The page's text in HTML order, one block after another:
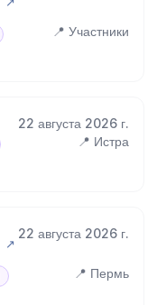
📍 Участники
22 августа 2026 г.
📍 Истра
22 августа 2026 г.
📍 Пермь